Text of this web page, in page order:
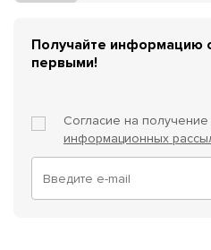
Получайте информацию
первыми!
Согласие на получение
информационных